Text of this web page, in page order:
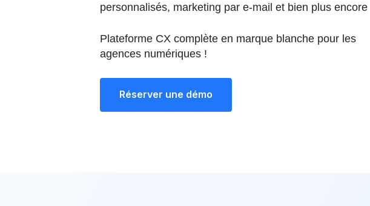
personnalisés, marketing par e-mail et bien plus encore
Plateforme CX complète en marque blanche pour les
agences numériques !
Réserver une démo